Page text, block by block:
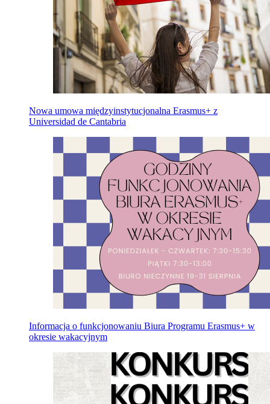
Nowa umowa międzyinstytucjonalna Erasmus+ z
Universidad de Cantabria
Informacja o funkcjonowaniu Biura Programu Erasmus+ w
okresie wakacyjnym